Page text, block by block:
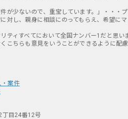
が少ないので、重宝しています。」・・・
に対し、親身に相談にのってもらえ、希望
ティすべてにおいて全国ナンバー1だと思
くこちらも意見をいうことができるように
・案件
丁目24番12号